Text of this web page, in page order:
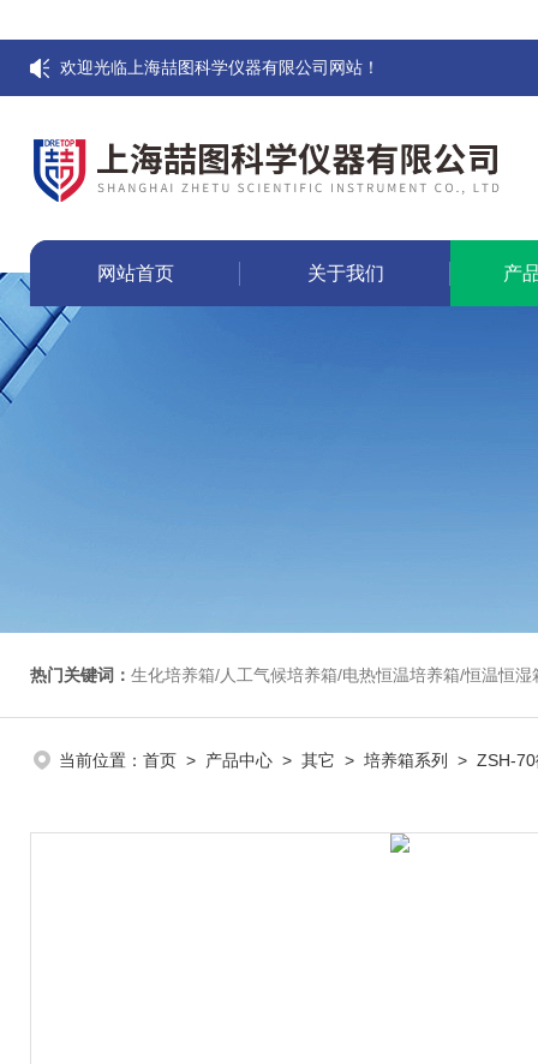
欢迎光临上海喆图科学仪器有限公司网站！
网站首页 关于我们 产
热门关键词： 生化培养箱/人工气候培养箱/电热恒温培养箱/恒温恒湿箱/光照培养箱/二氧化碳培养箱
当前位置： 首页 > 产品中心 > 其它 > 培养箱系列 > ZSH-70